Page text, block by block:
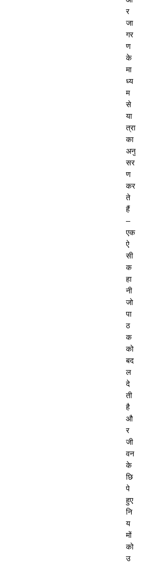
र
जा
गर
ण
के
मा
ध्य
म
से
या
त्रा
का
अनु
सर
ण
कर
ते
हैं
–
एक
ऐ
सी
क
हा
नी
जो
पा
ठ
क
को
बद
ल
दे
ती
है
औ
र
जी
वन
के
छि
पे
हुए
नि
य
मों
को
उ